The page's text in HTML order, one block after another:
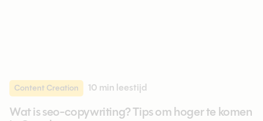
Content Creation 10 min leestijd
Wat is seo-copywriting? Tips om hoger te komen